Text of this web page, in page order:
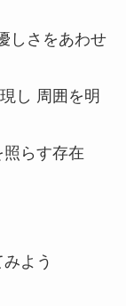
しさをあわせ
し 周囲を明
らす存在
よう